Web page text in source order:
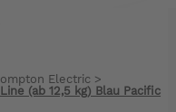
Electric >
(ab 12,5 kg) Blau Pacific